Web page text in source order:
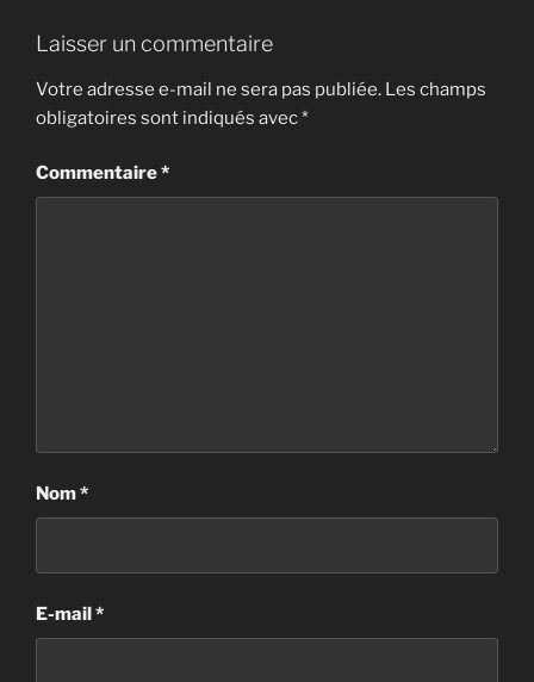
Laisser un commentaire
Votre adresse e-mail ne sera pas publiée. Les champs
obligatoires sont indiqués avec*
Commentaire*
Nom*
E-mail *